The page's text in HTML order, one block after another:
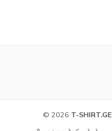
© 2026 T-SHIRT.GE